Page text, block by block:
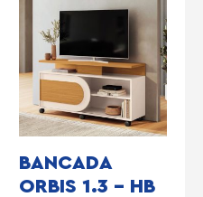
BANCADA
ORBIS 1.3 – HB